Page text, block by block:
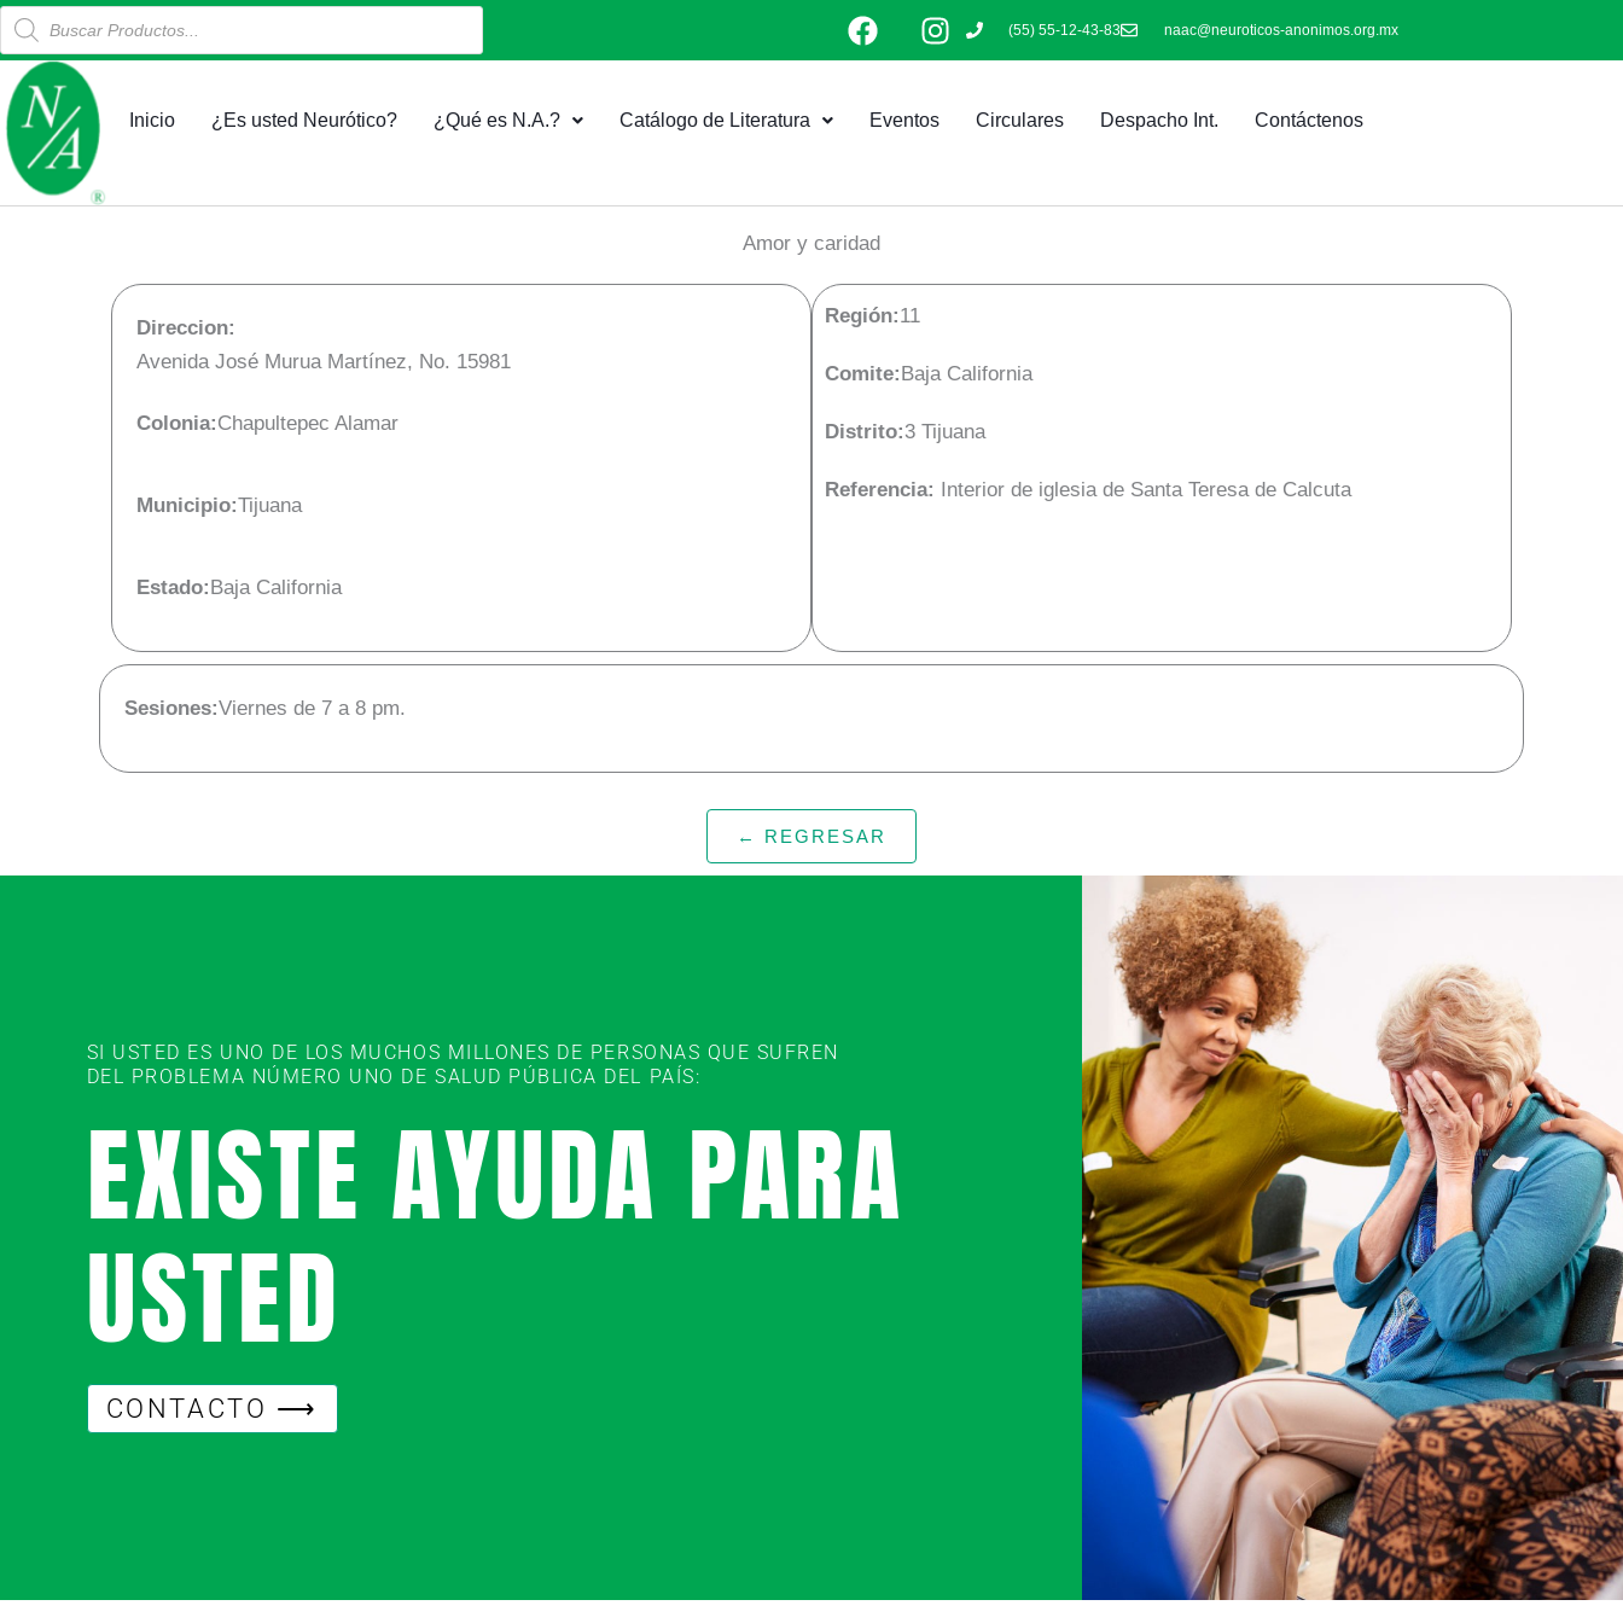
al
contenido
Products
search
F
a
e
b
I
n
a
(55) 55-12-43-83 naac@neuroticos-anonimos.org.mx
Inicio ¿Es usted Neurótico? ¿Qué es N.A.? Catálogo de Literatura Eventos Circulares Despacho Int. Contáctenos
Amor y caridad
Direccion:
Avenida José Murua Martínez, No. 15981
Colonia:Chapultepec Alamar
Municipio:Tijuana
Estado:Baja California
Región:11
Comite:Baja California
Distrito:3 Tijuana
Referencia: Interior de iglesia de Santa Teresa de Calcuta
Sesiones:Viernes de 7 a 8 pm.
← REGRESAR
SI USTED ES UNO DE LOS MUCHOS MILLONES DE PERSONAS QUE SUFREN
DEL PROBLEMA NÚMERO UNO DE SALUD PÚBLICA DEL PAÍS:
EXISTE AYUDA PARA
USTED
CONTACTO ⟶